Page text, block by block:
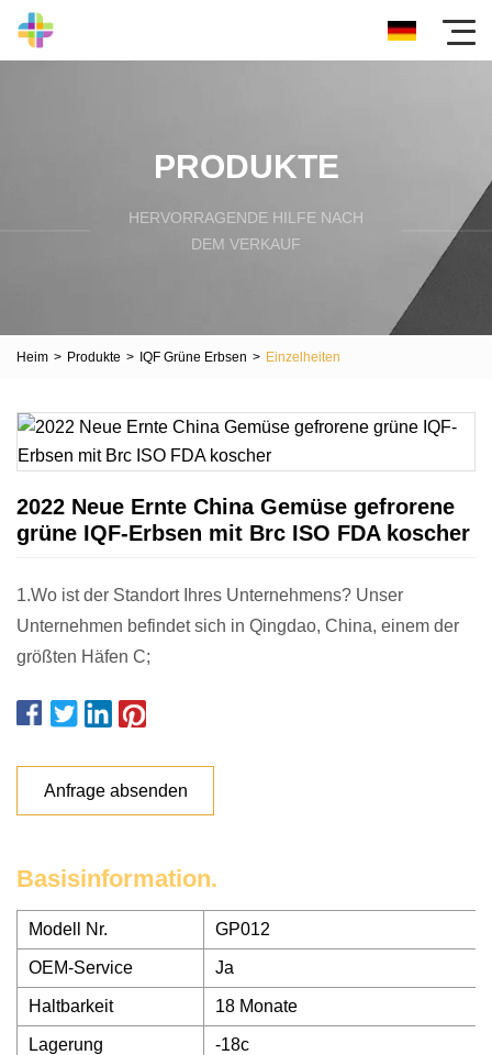
PRODUKTE
HERVORRAGENDE HILFE NACH
DEM VERKAUF
Heim > Produkte > IQF Grüne Erbsen > Einzelheiten
2022 Neue Ernte China Gemüse gefrorene
grüne IQF-Erbsen mit Brc ISO FDA koscher
1.Wo ist der Standort Ihres Unternehmens? Unser
Unternehmen befindet sich in Qingdao, China, einem der
größten Häfen C;
Anfrage absenden
Basisinformation.
Modell Nr. GP012
OEM-Service Ja
Haltbarkeit 18 Monate
Lagerung -18c